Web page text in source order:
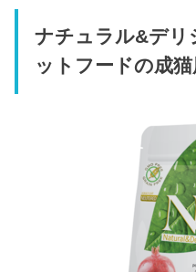
ナチュラル&デリ
ットフードの成